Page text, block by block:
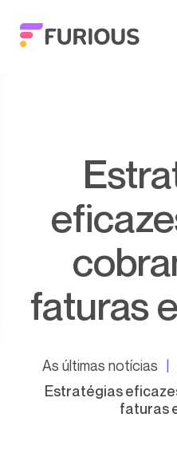
Estratégias
faturas
As últimas notícias
Estratégias
faturas